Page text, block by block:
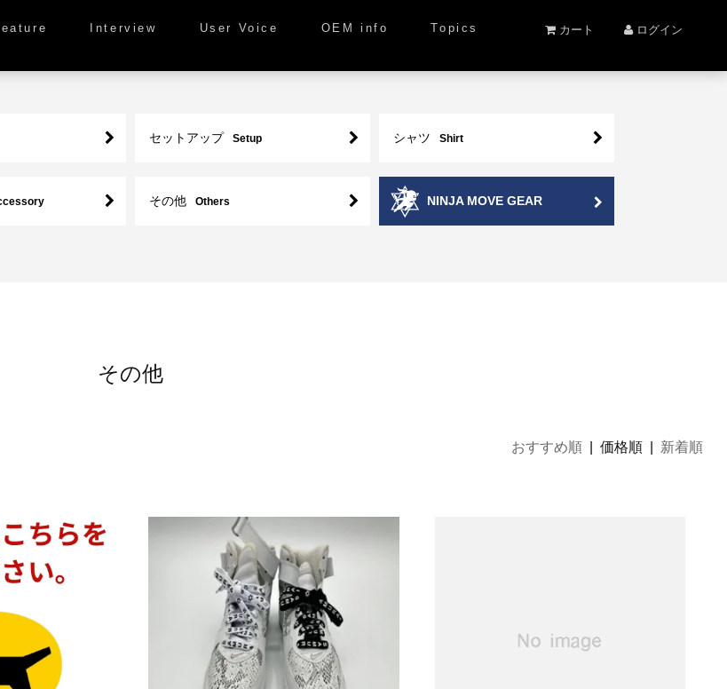
Interview User Voice OEM info Topics カート ログイン
セットアップ Setup シャツ Shirt
その他 Others NINJA MOVE GEAR
その他
おすすめ順 | 価格順 | 新着順